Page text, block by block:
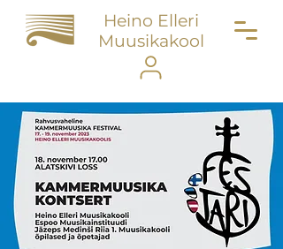
Heino Elleri
Muusikakool